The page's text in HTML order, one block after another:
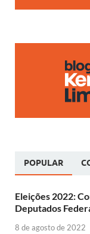
POPULAR
Eleições 2022:
Deputados
8 de agosto de 2022